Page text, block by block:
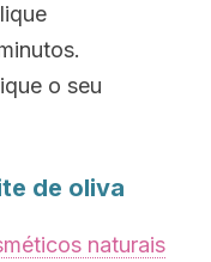
o seu
de oliva
naturais